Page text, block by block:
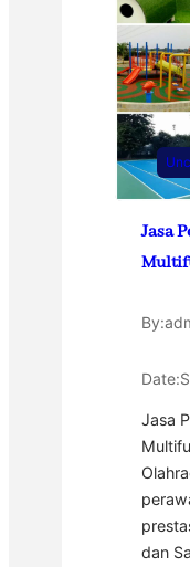
Jasa
By:
Date:
Jasa
dan